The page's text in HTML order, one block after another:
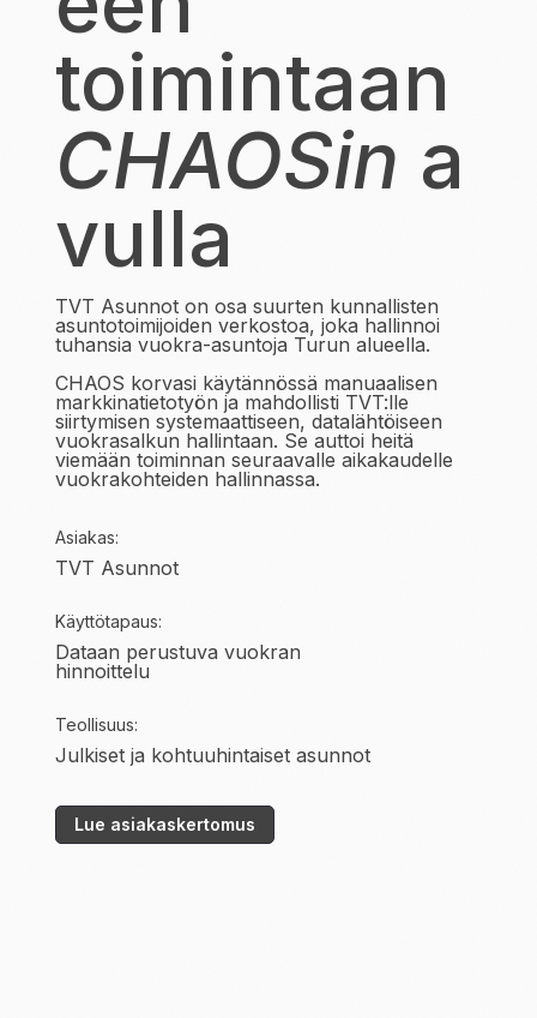
toimintaan
CHAOSin a
vulla
TVT Asunnot on osa suurten kunnallisten
asuntotoimijoiden verkostoa, joka hallinnoi
tuhansia vuokra-asuntoja Turun alueella.
CHAOS korvasi käytännössä manuaalisen
markkinatietotyön ja mahdollisti TVT:lle
siirtymisen systemaattiseen, datalähtöiseen
vuokrasalkun hallintaan. Se auttoi heitä
viemään toiminnan seuraavalle aikakaudelle
vuokrakohteiden hallinnassa.
Asiakas:
TVT Asunnot
Käyttötapaus:
Dataan perustuva vuokran
hinnoittelu
Teollisuus:
Julkiset ja kohtuuhintaiset asunnot
Lue asiakaskertomus